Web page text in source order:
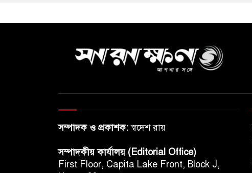
সম্পাদক ও প্রকাশক:স্বদেশ রায়
সম্পাদকীয় কার্যালয় (Editorial Office)
First Floor, Capita Lake Front, Block J,